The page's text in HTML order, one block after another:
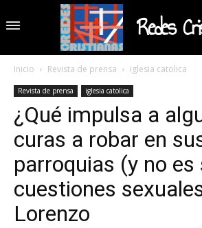
Redes
Inicio Revista de prensa iglesia catolica
Revista de prensa iglesia catolica
¿Qué impulsa a
curas a robar en
parroquias (y no es
cuestiones
Lorenzo